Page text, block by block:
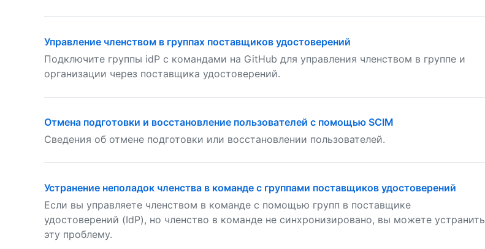
Управление членством в группах поставщиков удостоверений
Подключите группы idP с командами на GitHub для управления членством в группе и
организации через поставщика удостоверений.
Отмена подготовки и восстановление пользователей с помощью SCIM
Сведения об отмене подготовки или восстановлении пользователей.
Устранение неполадок членства в команде с группами поставщиков удостоверений
Если вы управляете членством в команде с помощью групп в поставщике
удостоверений (IdP), но членство в команде не синхронизировано, вы можете устранить
эту проблему.